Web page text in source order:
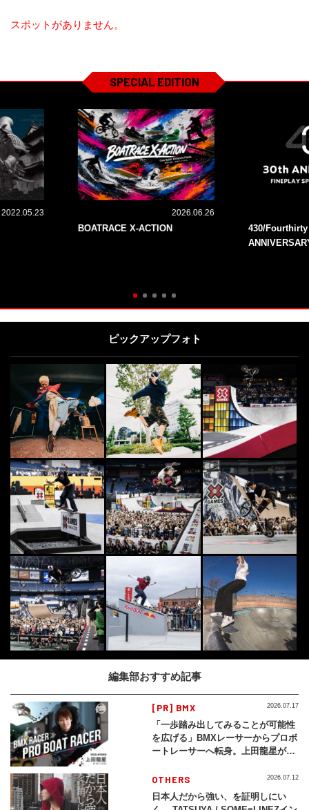
スポットがありません。
SPECIAL EDITION
2022.05.23 2026.06.26
BOATRACE X-ACTION
430/
ピックアップフォト
編集部おすすめ記事
[PR] BMX
「一歩踏み出してみることが可能性
を広げる」BMXレーサーからプロボ
ートレーサーへ転身。上田龍星が体
2026.07.17
OTHERS
日本人だから強い、を証明しにい
2026.07.12